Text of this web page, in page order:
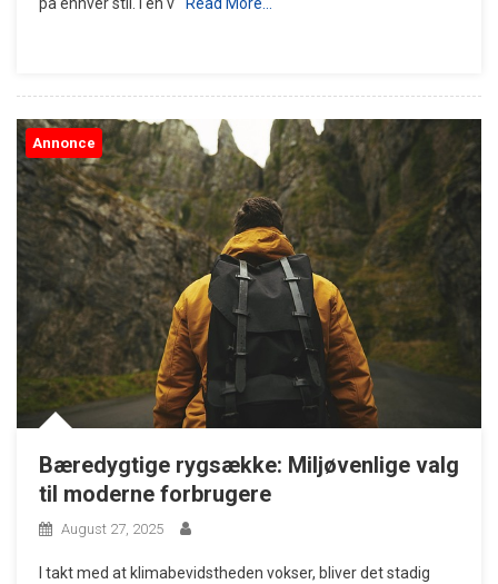
Annonce
Bæredygtige rygsække: Miljøvenlige valg
til moderne forbrugere
August 27, 2025
I takt med at klimabevidstheden vokser, bliver det stadig